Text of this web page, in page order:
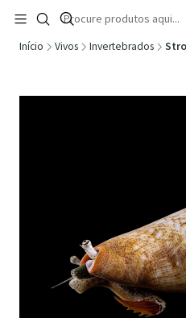
🚚 Portugal Continental: Portes Grátis
Ler
Início Vivos Invertebrados